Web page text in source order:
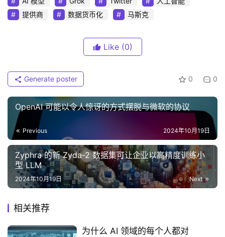
提供商
数据货币化 马斯克
Like (0)
0 0
Generate poster
OpenAI 可能以令人惊讶的方式摆脱与微软的协议
Previous 2024年10月19日
Zyphra 的新 Zyda-2 数据集可让企业以高精度训练小
型 LLM
Next
2024年10月19日
相关推荐
为什么 AI 领域的每个人都对